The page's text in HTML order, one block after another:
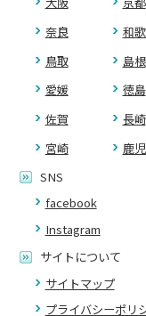
奈良
和
鳥取
島根
愛媛
徳島
佐賀
長崎
宮崎
鹿
SNS
facebook
Instagram
サイトについて
サイトマップ
プライバシーポリ